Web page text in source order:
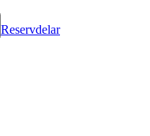
Reservdelar